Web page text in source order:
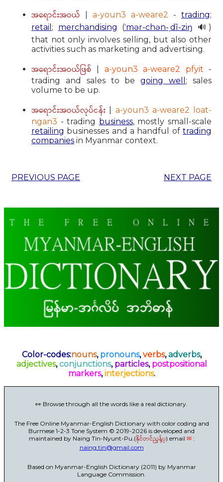
အရောင်းအဝယ် a-youn3 a-weare2 - trading;
retail ; merchandising (ˈmər-chən-ˌdī-ziŋ 🔊)
that not only involves selling, but also other
activities such as marketing and advertising.
အရောင်းအဝယ်ဖြစ် a-youn3 a-weare2 pfyit -
trading and sales to begoing well ; sales
volume to be up.
အရောင်းအဝယ်လုပ်ငန်း
a-youn3 a-weare2 loat-
ngan3 - trading business, mostly small-scale
retailing businesses and a handful of trading
companies in Myanmar context.
PREVIOUS PAGE NEXT PAGE
Color-codes:nouns, pronouns,verbs,adverbs,
adjectives,conjunctions, particles, postpositional
markers,interjections.
👀 Browse through all the words like a real dictionary.
The Free Online Myanmar-English Dictionary with color coding and
Burmese 1-2-3 Tone System © 2019-2026 is developed and
maintained by Naing Tin-Nyunt-Pu.(နိုင်တင်ညွန့်ပု) email ✉:
naing.tin@gmail.com
Based on Myanmar-English Dictionary (2011) by Myanmar
Language Commission.